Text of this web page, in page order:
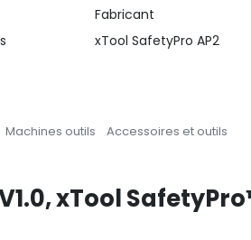
Fabricant
xTool SafetyPro AP2
Machines outils Accessoires et outils
xTool